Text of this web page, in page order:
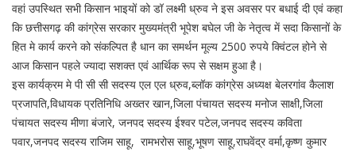
वहां उपस्थित सभी किसान भाइयों को डॉ लक्ष्मी ध्रुव ने इस अवसर पर बधाई दी एवं कहा
कि छत्तीसगढ़ की कांग्रेस सरकार मुख्यमंत्री भूपेश बघेल जी के नेतृत्व में सदा किसानों के
हित मे कार्य करने को संकल्पित है धान का समर्थन मूल्य 2500 रुपये क्विंटल होने से
आज किसान पहले ज्यादा सशक्त एवं आर्थिक रूप से सक्षम हुआ है।
इस कार्यक्रम मे पी सी सी सदस्य एल एल ध्रुव,ब्लॉक कांग्रेस अध्यक्ष बेलरगांव कैलाश
प्रजापति,विधायक प्रतिनिधि अख्तर खान,जिला पंचायत सदस्य मनोज साक्षी,जिला
पंचायत सदस्य मीणा बंजारे, जनपद सदस्य ईश्वर पटेल,जनपद सदस्य कविता
पवार,जनपद सदस्य राजिम साहू, रामभरोस साहू,भूषण साहू,राघवेंद्र वर्मा,कृष्ण कुमार